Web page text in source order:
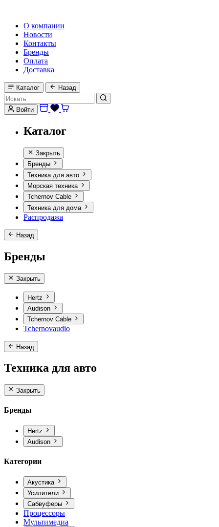
О компании
Новости
Контакты
Бренды
Оплата
Доставка
Каталог Назад
Войти
Каталог
Закрыть
Бренды
Техника для авто
Морская техника
Tchernov Cable
Техника для дома
Распродажа
Назад
Бренды
Закрыть
Hertz
Audison
Tchernov Cable
Tchernovaudio
Назад
Техника для авто
Закрыть
Бренды
Hertz
Audison
Категории
Акустика
Усилители
Сабвуферы
Процессоры
Мультимедиа